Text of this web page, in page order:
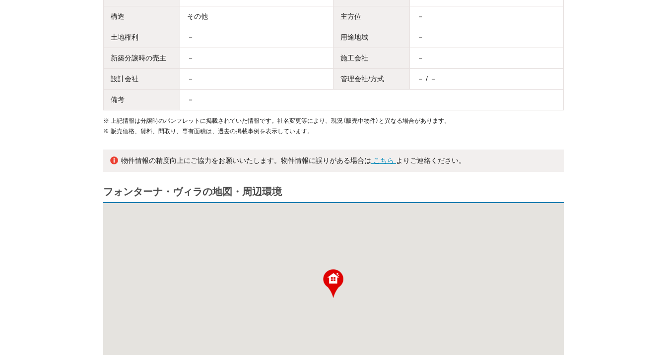
構造 その他 主方位 －
土地権利 － 用途地域 －
新築分譲時の売主 － 施工会社 －
設計会社 － 管理会社/方式 － / －
備考 －
※
上記情報は分譲時のパンフレットに掲載されていた情報です。社名変更等により、現況（販売中物件）と異なる場合があります。
※ 販売価格、賃料、間取り、専有面積は、過去の掲載事例を表示しています。
物件情報の精度向上にご協力をお願いいたします。物件情報に誤りがある場合は こちら よりご連絡ください。
フォンターナ・ヴィラの地図・周辺環境